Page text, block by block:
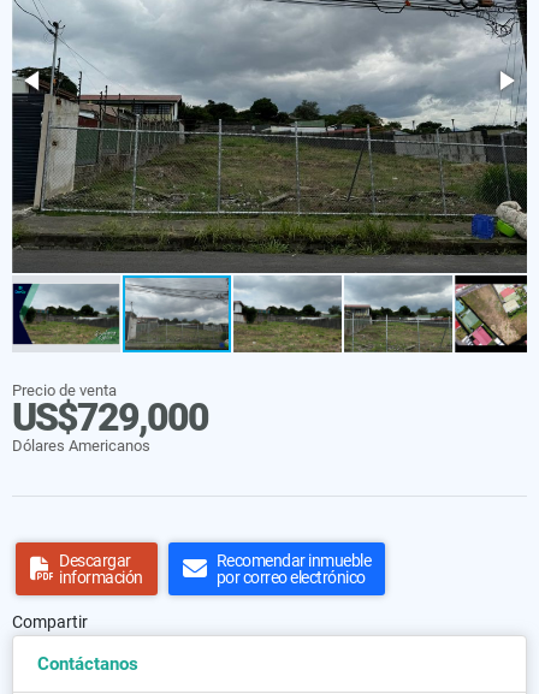
Precio de venta
US$729,000
Dólares Americanos
Descargar
información
Recomendar inmueble
por correo electrónico
Compartir
Contáctanos